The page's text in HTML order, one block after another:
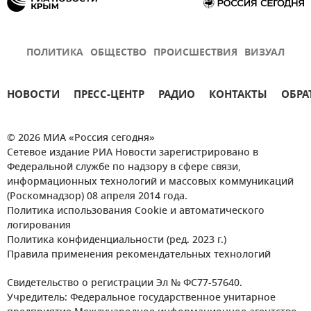
ПОЛИТИКА ОБЩЕСТВО ПРОИСШЕСТВИЯ ВИЗУАЛ
НОВОСТИ ПРЕСС-ЦЕНТР РАДИО КОНТАКТЫ
© 2026 МИА «Россия сегодня»
Сетевое издание РИА Новости зарегистрировано в
Федеральной службе по надзору в сфере связи,
информационных технологий и массовых коммуникаций
(Роскомнадзор) 08 апреля 2014 года.
Политика использования Cookie и автоматического
логирования
Политика конфиденциальности (ред. 2023 г.)
Правила применения рекомендательных технологий
Свидетельство о регистрации Эл № ФС77-57640.
Учредитель: Федеральное государственное унитарное